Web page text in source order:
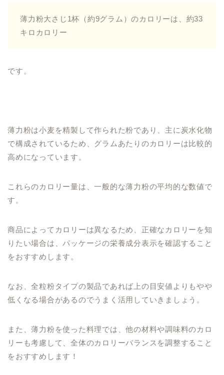
薄力粉大さじ1杯（約9グラム）のカロリーは、約33
キロカロリー
です。
薄力粉は小麦を精製して作られた粉であり、主に炭水化物
で構成されているため、グラムあたりのカロリーは比較的
高めになっています。
これらのカロリー量は、一般的な薄力粉の平均的な数値で
す。
商品によってカロリーは異なるため、正確なカロリーを知
りたい場合は、パッケージの栄養成分表示を確認すること
をおすすめします。
なお、全粒粉タイプの製品であれば上の目安値よりもやや
低くなる場合があるのでうまく活用していきましょう。
また、薄力粉を使った料理では、他の材料や調味料のカロ
リーも考慮して、全体のカロリーバランスを調整すること
をおすすめします！